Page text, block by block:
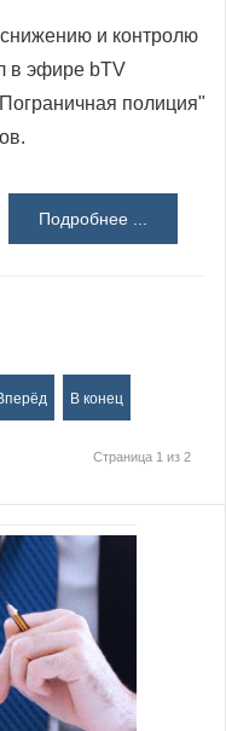
и контролю
в эфире bTV
полиция"
Подробнее ...
В конец
Страница 1 из 2